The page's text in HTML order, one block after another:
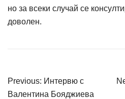
но за всеки случай се
доволен.
НАВИГАЦИЯ
Previous: Интервю с
Валентина Бояджиева